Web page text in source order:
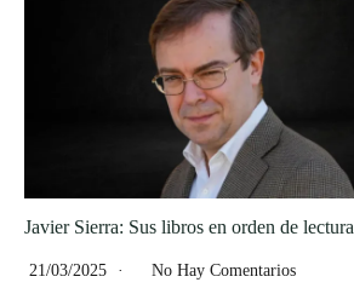
Javier Sierra: Sus libros en orden de lectura
21/03/2025 No Hay Comentarios